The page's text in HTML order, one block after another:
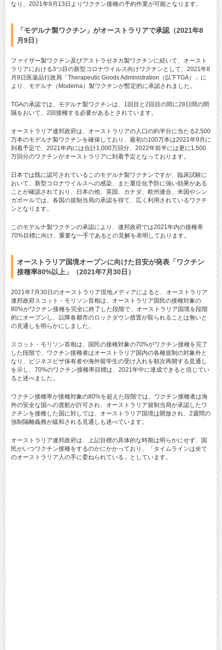
なり、2021年9月13日よりワクチン接種の予約作業が可能となります。
「モデルナ製ワクチン」がオーストラリアで承認（2021年8
月9日）
ファイザー製ワクチン及びアストラゼネカ製ワクチンに続いて、オースト
ラリアにおける3つ目の新型コロナウイルス向けワクチンとして、2021年8
月9日医薬品行政局「Therapeutic Goods Administration（以下TGA）」に
より、モデルナ（Moderna）製ワクチンが暫定的に承認されました。
TGAの承認では、モデルナ製ワクチンは、1回目と2回目の間に28日間の間
隔をおいて、2回接種する必要があるとされています。
オーストラリア連邦政府は、オーストラリアの人口の約半分に当たる2,500
万本のモデルナ製ワクチンを確保しており、最初の100万本は2021年9月に
到着予定で、2021年内には合計1,000万回分、2022年前半には更に1,500
万回分のワクチンがオーストラリアに到着予定となっております。
日本では既に認可されているこのモデルナ製ワクチンですが、臨床試験に
おいて、新型コロナウイルスへの感染、また重症化予防に強い効果がある
ことが確認されており、日本の他、英国、カナダ、欧州連合、米国やシン
ガポールでは、各国の規制当局の承認を得て、広く利用されているワクチ
ンとなります。
このモデルナ製ワクチンの承認により、連邦政府では2021年内の接種率
70%目標に向け、重要な一手であるとの見解を表明しております。
オーストラリア国境オープンに向けた目安が発表「ワクチン
接種率80%以上」（2021年7月30日）
2021年7月30日のオーストラリア現地メディアによると、オーストラリア
連邦政府スコット・モリソン首相は、オーストラリア国民の接種対象の
80%がワクチン接種を完全に終了した段階で、オーストラリア国境を段階
的にオープンし、以降各都市のロックダウン措置が取られることは無いと
の見通しを明らかにしました。
スコット・モリソン首相は、国民の接種対象の70%がワクチン接種を完了
した段階で、ワクチン接種者はオーストラリア国内の各種規制の対象外と
なり、ビジネスビザ保有者や海外留学生の受け入れを順次再開する見通し
を示し、70%のワクチン接種率目標は、2021年中に達成できると信じてい
ると述べました。
ワクチン接種率が接種対象の80%を超えた段階では、ワクチン接種者は海
外の安全な国への渡航が許可され、オーストラリア規制当局が承認したワ
クチンを接種した国に対しては、オーストラリア国境は開放され、2週間の
強制隔離義務が緩和される見通しも述べています。
オーストラリア連邦政府は、上記目標の具体的な時期は明らかにせず、国
民がいつワクチン接種をするのかにかかっており、「タイムラインは全て
のオーストラリア人の手に委ねられている」としています。